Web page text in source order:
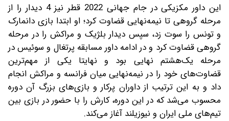
این داور مکزیکی در جام جهانی 2022 قطر نیز 4 دیدار را از
مرحله گروهی تا نیمه‌نهایی قضاوت کرد؛ او ابتدا بازی دانمارک
و تونس را سوت زد، سپس دیدار بلژیک و مراکش را در مرحله
گروهی قضاوت کرد و در ادامه داور مسابقه پرتغال و سوئیس در
مرحله یک‌هشتم نهایی بود و نهایتا یکی از مهم‌ترین
قضاوت‌های خود را در نیمه‌نهایی میان فرانسه و مراکش انجام
داد و به این ترتیب از داوران پرکار و بازی‌های بزرگ آن دوره
محسوب می‌شد که در این دوره، کارش را با حضور در بازی بین
تیم‌های ملی ایران و نیوزیلند آغاز می‌کند.